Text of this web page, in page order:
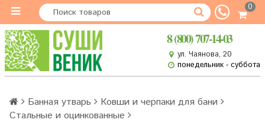
0
8 (800) 707-14-03
ул. Чаянова, 20
понедельник - суббота
Банная утварь
Ковши и черпаки для бани
Стальные и оцинкованные